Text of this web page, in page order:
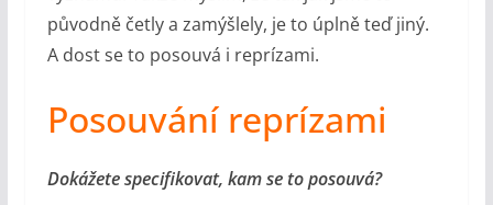
původně četly a zamýšlely, je to úplně teď jiný.
A dost se to posouvá i reprízami.
Posouvání reprízami
Dokážete specifikovat, kam se to posouvá?